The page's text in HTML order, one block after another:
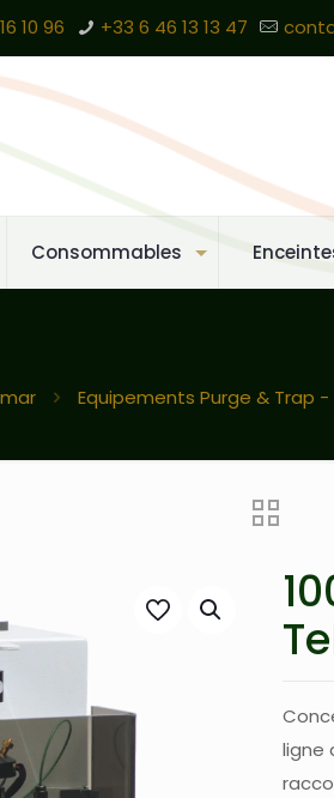
10 96 +33 6 46 13 13 47
Consommables
Equipements Purge & Trap
ligne